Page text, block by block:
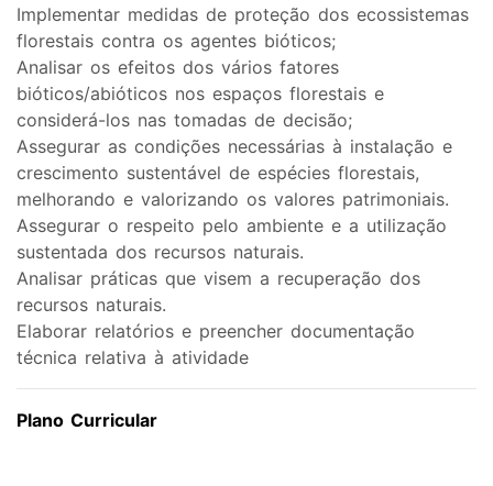
Implementar medidas de proteção dos ecossistemas
florestais contra os agentes bióticos;
Analisar os efeitos dos vários fatores
bióticos/abióticos nos espaços florestais e
considerá-los nas tomadas de decisão;
Assegurar as condições necessárias à instalação e
crescimento sustentável de espécies florestais,
melhorando e valorizando os valores patrimoniais.
Assegurar o respeito pelo ambiente e a utilização
sustentada dos recursos naturais.
Analisar práticas que visem a recuperação dos
recursos naturais.
Elaborar relatórios e preencher documentação
técnica relativa à atividade
Plano Curricular